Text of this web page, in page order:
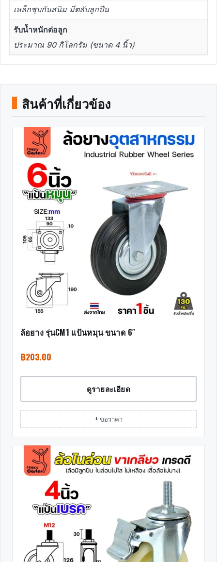
เหล็กชุบกันสนิม มีตลับลูกปืน
รับน้ำหนักต่อลูก
ประมาณ 90 กิโลกรัม (ขนาด 4 นิ้ว)
สินค้าที่เกี่ยวข้อง
ล้อยาง รุ่นCM1 แป้นหมุน ขนาด 6″
฿203.00
ดูรายละเอียด
+ ขอราคา